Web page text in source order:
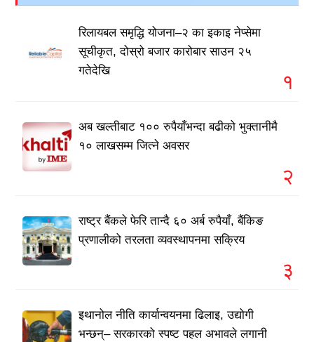
रिलायबल समृद्धि योजना–२ का इकाइ नेप्सेमा
सूचीकृत, दोस्रो बजार कारोबार साउन २५
गतेदेखि
१
अब खल्तीबाट १०० रुपैयाँभन्दा बढीको भुक्तानीमै
१० लाखसम्म जित्ने अवसर
२
राष्ट्र बैंकले फेरि तान्दै ६० अर्ब रुपैयाँ, बैंकिङ
प्रणालीको तरलता व्यवस्थापनमा सक्रिय
३
इथानोल नीति कार्यान्वयनमा ढिलाइ, उद्योगी
भन्छन्– सरकारको स्पष्ट पहल अभावले लगानी